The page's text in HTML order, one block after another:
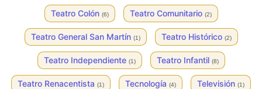
Teatro Colón (6) Teatro Comunitario (2)
Teatro General San Martín (1) Teatro Histórico (2)
Teatro Independiente (1) Teatro Infantil (8)
Teatro Renacentista (1) Tecnología (4) Televisión (1)